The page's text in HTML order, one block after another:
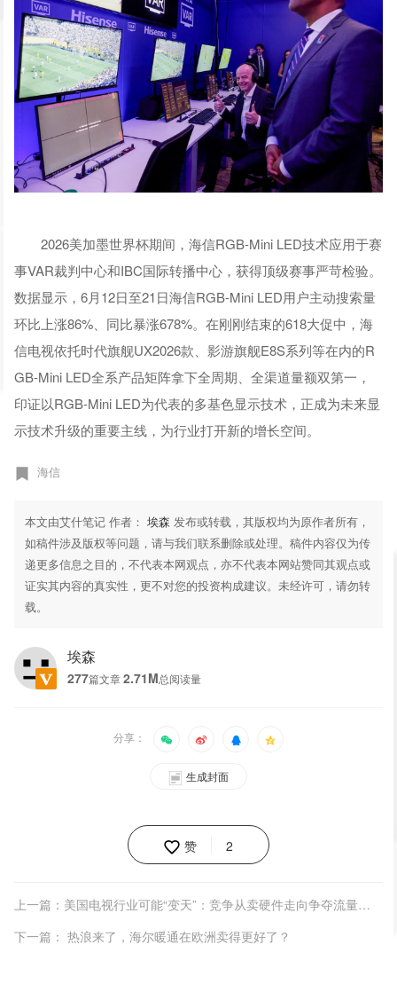
2026美加墨世界杯期间，海信RGB-Mini LED技术应用于赛
事VAR裁判中心和IBC国际转播中心，获得顶级赛事严苛检验。
数据显示，6月12日至21日海信RGB-Mini LED用户主动搜索量
环比上涨86%、同比暴涨678%。在刚刚结束的618大促中，海
信电视依托时代旗舰UX2026款、影游旗舰E8S系列等在内的R
GB-Mini LED全系产品矩阵拿下全周期、全渠道量额双第一，
印证以RGB-Mini LED为代表的多基色显示技术，正成为未来显
示技术升级的重要主线，为行业打开新的增长空间。
海信
本文由艾什笔记 作者：埃森 发布或转载，其版权均为原作者所有，
如稿件涉及版权等问题，请与我们联系删除或处理。稿件内容仅为传
递更多信息之目的，不代表本网观点，亦不代表本网站赞同其观点或
证实其内容的真实性，更不对您的投资构成建议。未经许可，请勿转
载。
埃森
277篇文章 2.71M总阅读量
分享：
生成封面
赞 2
上一篇：美国电视行业可能“变天”：竞争从卖硬件走向争夺流量入口
下一篇： 热浪来了，海尔暖通在欧洲卖得更好了？